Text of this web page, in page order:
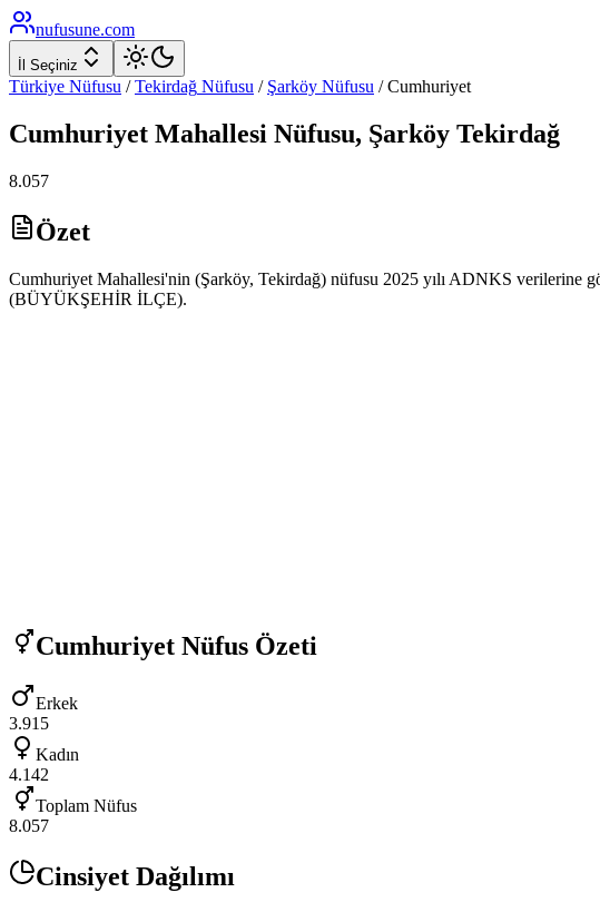
nufusune.com
İl Seçiniz
Türkiye Nüfusu / Tekirdağ Nüfusu / Şarköy Nüfusu /Cumhuriyet
Cumhuriyet Mahallesi Nüfusu, Şarköy Tekirdağ
8.057
Özet
Cumhuriyet Mahallesi'nin (Şarköy, Tekirdağ) nüfusu 2025 yılı ADNKS verilerine
(BÜYÜKŞEHİR İLÇE).
Cumhuriyet Nüfus Özeti
Erkek
3.915
Kadın
4.142
Toplam Nüfus
8.057
Cinsiyet Dağılımı